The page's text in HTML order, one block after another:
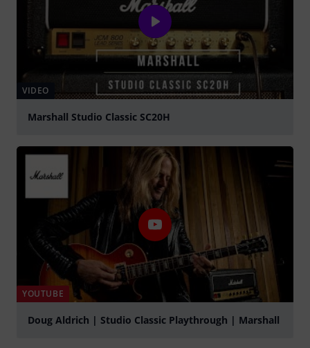
VIDEO
Marshall Studio Classic SC20H
YOUTUBE
Doug Aldrich | Studio Classic Playthrough | Marshall